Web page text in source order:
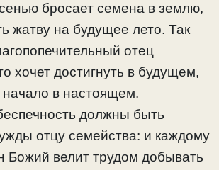
бросает семена в землю,
жатву на будущее лето. Так
отец
хочет достигнуть в будущем,
начало в настоящем.
должны быть
отцу семейства: и каждому
Божий велит трудом добывать